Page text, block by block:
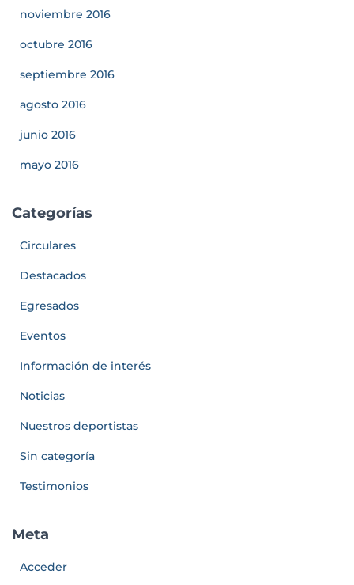
noviembre 2016
octubre 2016
septiembre 2016
agosto 2016
junio 2016
mayo 2016
Categorías
Circulares
Destacados
Egresados
Eventos
Información de interés
Noticias
Nuestros deportistas
Sin categoría
Testimonios
Meta
Acceder